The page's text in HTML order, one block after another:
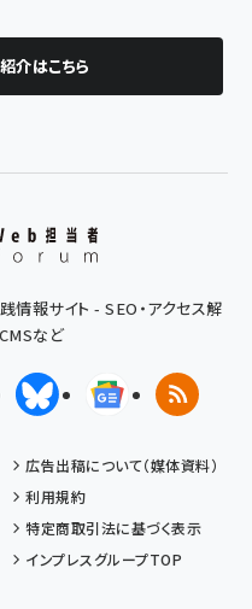
介はこちら
情報サイト - SEO・アクセス解
など
エックス)BlueskyGoogleニュ
RSS
広告出稿について（媒体資料）
利用規約
特定商取引法に基づく表示
インプレスグループTOP